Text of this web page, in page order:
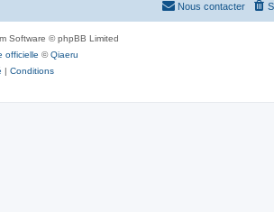
Nous contacter
Software © phpBB Limited
officielle ©Qiaeru
| Conditions